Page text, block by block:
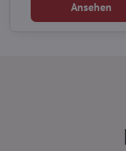
Ansehen